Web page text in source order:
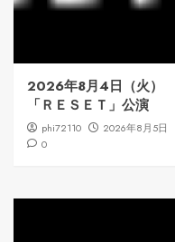
2026年8月4日（火）
「ＲＥＳＥＴ」公演
phi72110
2026年8月5日
0